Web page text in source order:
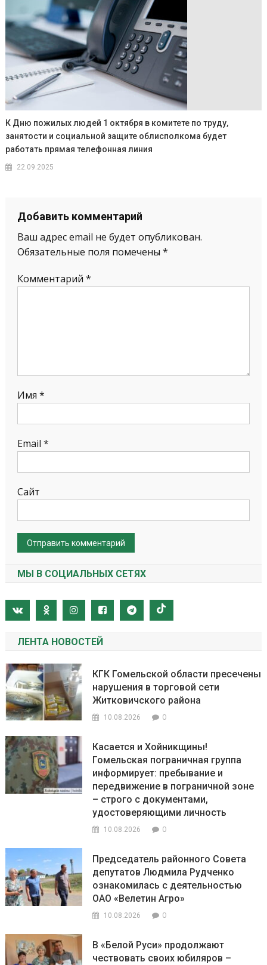
К Дню пожилых людей 1 октября в комитете по труду,
занятости и социальной защите облисполкома будет
работать прямая телефонная линия
22.09.2025
Добавить комментарий
Ваш адрес email не будет опубликован.
Обязательные поля помечены *
Комментарий *
Имя *
Email *
Сайт
МЫ В СОЦИАЛЬНЫХ СЕТЯХ
ЛЕНТА НОВОСТЕЙ
КГК Гомельской области пресечены
нарушения в торговой сети
Житковичского района
10.08.2026 0
Касается и Хойникщины!
Гомельская пограничная группа
информирует: пребывание и
передвижение в пограничной зоне
– строго с документами,
удостоверяющими личность
10.08.2026 0
Председатель районного Совета
депутатов Людмила Рудченко
ознакомилась с деятельностью
ОАО «Велетин Агро»
10.08.2026 0
В «Белой Руси» продолжают
чествовать своих юбиляров –